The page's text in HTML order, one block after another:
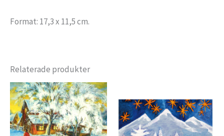
Format: 17,3 x 11,5 cm.
Relaterade produkter